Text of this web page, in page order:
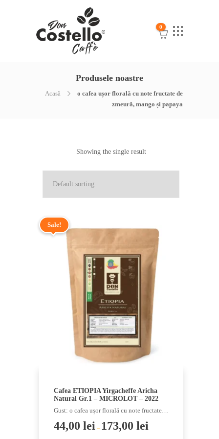
0
Produsele noastre
Acasă
o cafea ușor florală cu note fructate de
zmeură, mango și papaya
Showing the single result
Sale!
Cafea ETIOPIA Yirgacheffe Aricha
Natural Gr.1 – MICROLOT – 2022
Gust: o cafea ușor florală cu note fructate…
44,00 lei – 173,00 lei